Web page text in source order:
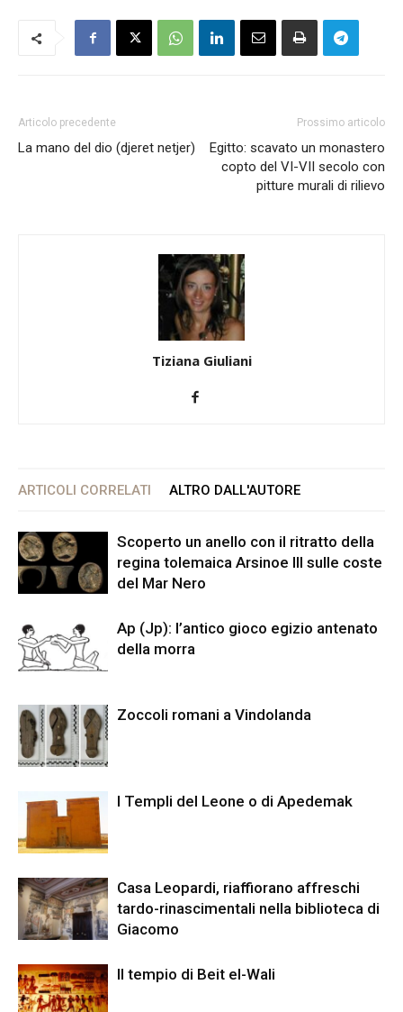
Articolo precedente
La mano del dio (djeret netjer)
Prossimo articolo
Egitto: scavato un monastero
copto del VI-VII secolo con
pitture murali di rilievo
Tiziana Giuliani
ARTICOLI CORRELATI ALTRO DALL'AUTORE
Scoperto un anello con il ritratto della
regina tolemaica Arsinoe III sulle coste
del Mar Nero
Ap (Jp): l’antico gioco egizio antenato
della morra
Zoccoli romani a Vindolanda
I Templi del Leone o di Apedemak
Casa Leopardi, riaffiorano affreschi
tardo-rinascimentali nella biblioteca di
Giacomo
Il tempio di Beit el-Wali